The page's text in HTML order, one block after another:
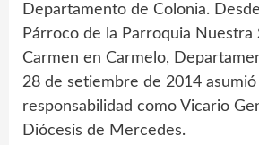
Departamento de Colonia.
Párroco de la Parroquia Nuestra
Carmen en Carmelo,
28 de setiembre de 2014 asumió
responsabilidad como Vicario
Diócesis de Mercedes.